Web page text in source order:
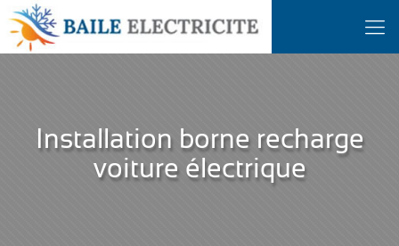
Installation borne recharge
voiture électrique